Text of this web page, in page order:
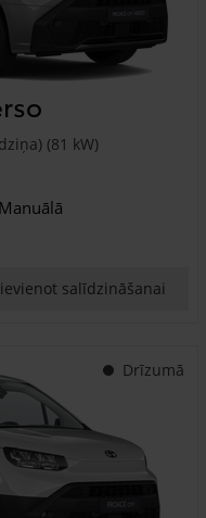
(81 kW)
Manuālā
salīdzināšanai
Drīzumā